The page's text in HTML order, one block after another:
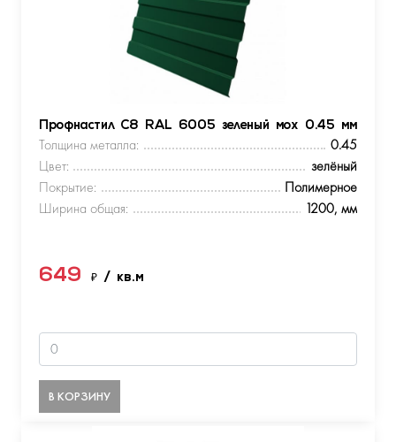
Профнастил С8 RAL 6005 зеленый мох 0.45 мм
Толщина металла:
0.45
Цвет:
зелёный
Покрытие:
Полимерное
Ширина общая:
1200, мм
649 ₽ / кв.м
В КОРЗИНУ